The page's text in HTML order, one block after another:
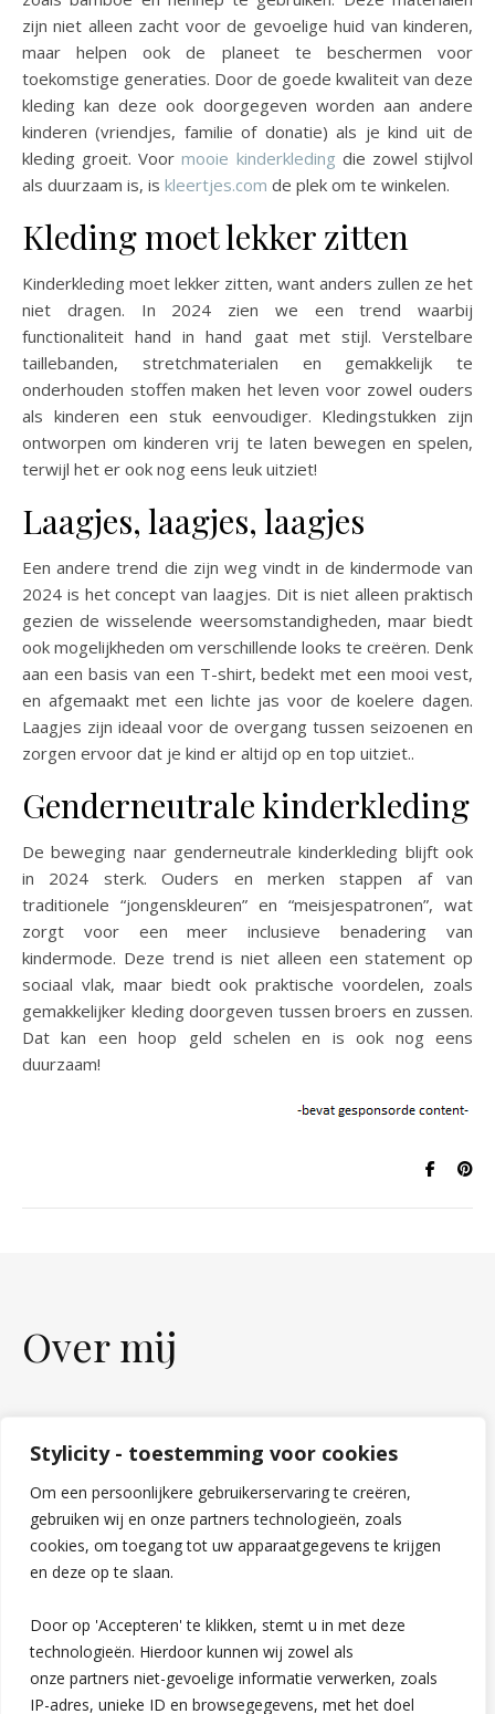
Stylicity - toestemming voor cookies
Om een persoonlijkere gebruikerservaring te creëren,
gebruiken wij en onze partners technologieën, zoals
cookies, om toegang tot uw apparaatgegevens te krijgen
en deze op te slaan.
Door op 'Accepteren' te klikken, stemt u in met deze
technologieën. Hierdoor kunnen wij zowel als
onze partners niet-gevoelige informatie verwerken, zoals
IP-adres, unieke ID en browsegegevens, met het doel
zijn niet alleen zacht voor de gevoelige huid van kinderen,
maar helpen ook de planeet te beschermen voor
toekomstige generaties. Door de goede kwaliteit van deze
kleding kan deze ook doorgegeven worden aan andere
kinderen (vriendjes, familie of donatie) als je kind uit de
kleding groeit. Voormooie kinderkleding die zowel stijlvol
als duurzaam is, is kleertjes.com de plek om te winkelen.
Kleding moet lekker zitten
Kinderkleding moet lekker zitten, want anders zullen ze het
niet dragen. In 2024 zien we een trend waarbij
functionaliteit hand in hand gaat met stijl. Verstelbare
taillebanden, stretchmaterialen en gemakkelijk te
onderhouden stoffen maken het leven voor zowel ouders
als kinderen een stuk eenvoudiger. Kledingstukken zijn
ontworpen om kinderen vrij te laten bewegen en spelen,
terwijl het er ook nog eens leuk uitziet!
Laagjes, laagjes, laagjes
Een andere trend die zijn weg vindt in de kindermode van
2024 is het concept van laagjes. Dit is niet alleen praktisch
gezien de wisselende weersomstandigheden, maar biedt
ook mogelijkheden om verschillende looks te creëren. Denk
aan een basis van een T-shirt, bedekt met een mooi vest,
en afgemaakt met een lichte jas voor de koelere dagen.
Laagjes zijn ideaal voor de overgang tussen seizoenen en
zorgen ervoor dat je kind er altijd op en top uitziet..
Genderneutrale kinderkleding
De beweging naar genderneutrale kinderkleding blijft ook
in 2024 sterk. Ouders en merken stappen af van
traditionele “jongenskleuren” en “meisjespatronen”, wat
zorgt voor een meer inclusieve benadering van
kindermode. Deze trend is niet alleen een statement op
sociaal vlak, maar biedt ook praktische voordelen, zoals
gemakkelijker kleding doorgeven tussen broers en zussen.
Dat kan een hoop geld schelen en is ook nog eens
duurzaam!
Over mij